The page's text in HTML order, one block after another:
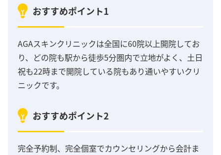
おすすめポイント1
AGAスキンクリニックは全国に60院以上開院してお
り、どの院も駅から徒歩5分圏内で立地がよく、土日
祝も22時まで開院している院もあり通いやすいクリ
ニックです。
おすすめポイント2
完全予約制、完全個室でカウンセリングから会計ま